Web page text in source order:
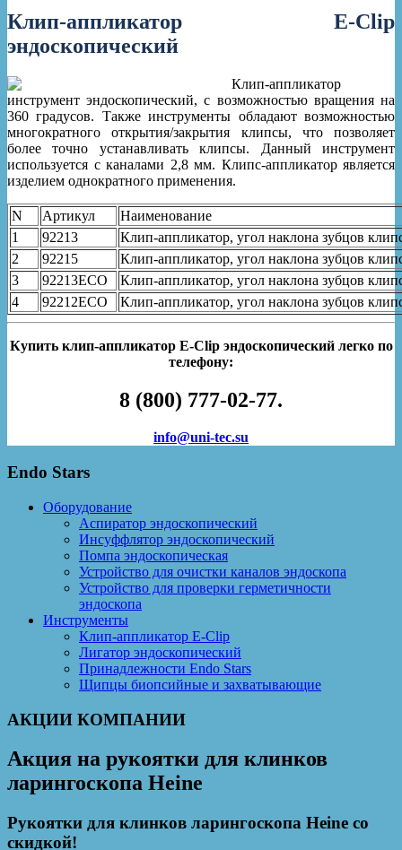
Клип-аппликатор E-Clip
эндоскопический
Клип-аппликатор
инструмент эндоскопический, с возможностью вращения на
360 градусов. Также инструменты обладают возможностью
многократного открытия/закрытия клипсы, что позволяет
более точно устанавливать клипсы. Данный инструмент
используется с каналами 2,8 мм. Клипс-аппликатор является
изделием однократного применения.
N Артикул
Наименование
1
92213
Клип-аппликатор, угол наклона зубцов
2
92215
Клип-аппликатор, угол наклона зубцов
3
92213ECO
Клип-аппликатор, угол наклона зубцов
4
92212ЕСО Клип-аппликатор, угол наклона зубцов
Купить клип-аппликатор E-Clip эндоскопический легко по
телефону:
8 (800) 777-02-77.
info@uni-tec.su
Endo Stars
Оборудование
Аспиратор эндоскопический
Инсуффлятор эндоскопический
Помпа эндоскопическая
Устройство для очистки каналов эндоскопа
Устройство для проверки герметичности
эндоскопа
Инструменты
Клип-аппликатор E-Clip
Лигатор эндоскопический
Принадлежности Endo Stars
Щипцы биопсийные и захватывающие
АКЦИИ КОМПАНИИ
Акция на рукоятки для клинков
ларингоскопа Heine
Рукоятки для клинков ларингоскопа Heine со
скидкой!